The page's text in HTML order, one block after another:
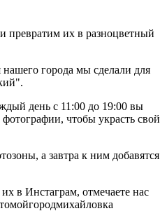
превратим их в разноцветный
города мы сделали для
день с 11:00 до 19:00 вы
чтобы украсть свой
а завтра к ним добавятся
в Инстаграм, отмечаете нас